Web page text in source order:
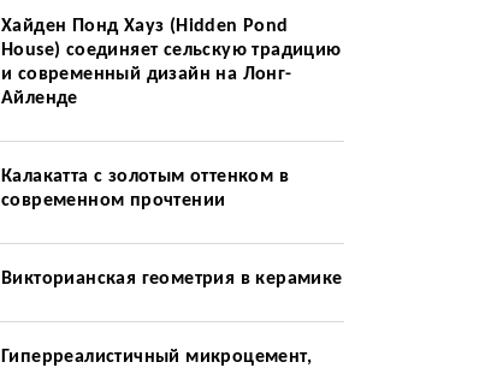
Хайден Понд Хауз (Hidden Pond
House) соединяет сельскую традицию
и современный дизайн на Лонг-
Айленде
Калакатта с золотым оттенком в
современном прочтении
Викторианская геометрия в керамике
Гиперреалистичный микроцемент,